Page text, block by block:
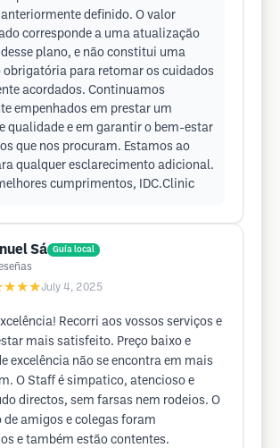
definido. O valor
corresponde a uma atualização
plano, e não constitui uma
obrigatória para retomar os cuidados
acordados. Continuamos
empenhados em prestar um
qualidade e em garantir o bem-estar
que nos procuram. Estamos ao
qualquer esclarecimento adicional.
cumprimentos, IDC.Clinic
Sá Guía local
July 4, 2025
Recorri aos vossos serviços e
mais satisfeito. Preço baixo e
excelência não se encontra em mais
O Staff é simpatico, atencioso e
directos, sem farsas nem rodeios. O
de amigos e colegas foram
e também estão contentes.